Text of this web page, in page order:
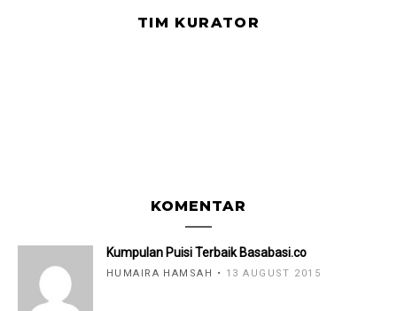
TIM KURATOR
KOMENTAR
Kumpulan Puisi Terbaik Basabasi.co
HUMAIRA HAMSAH 13 AUGUST 2015